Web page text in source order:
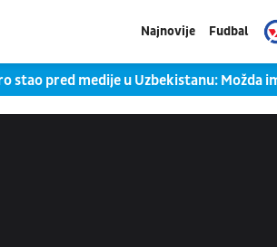
Najnovije Fudbal
stao pred medije u Uzbekistanu: